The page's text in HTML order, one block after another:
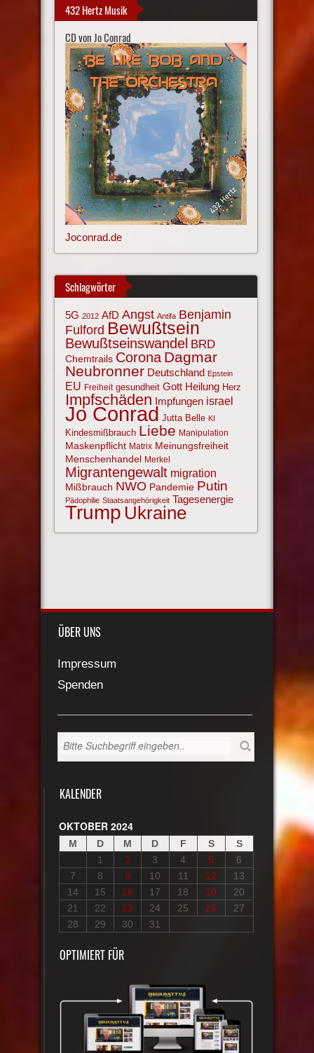
432 Hertz Musik
CD von Jo Conrad
Joconrad.de
Schlagwörter
5G 2012 AfD Angst Antifa Benjamin
Fulford Bewußtsein
Bewußtseinswandel BRD
Chemtrails Corona Dagmar
Neubronner Deutschland Epstein
EU Freiheit gesundheit Gott Heilung Herz
Impfschäden Impfungen israel
Jo Conrad Jutta Belle KI
Kindesmißbrauch Liebe Manipulation
Maskenpflicht Matrix Meinungsfreiheit
Menschenhandel Merkel
Migrantengewalt migration
Mißbrauch NWO Pandemie Putin
Pädophilie Staatsangehörigkeit Tagesenergie
Trump Ukraine
ÜBER UNS
Impressum
Spenden
KALENDER
OKTOBER 2024
M D M D F S
S
1
2 3 4 5
6
7
8 9 10 11 12
13
14
15 16 17 18 19
20
21
22 23 24 25 26
27
28
29 30 31
OPTIMIERT FÜR